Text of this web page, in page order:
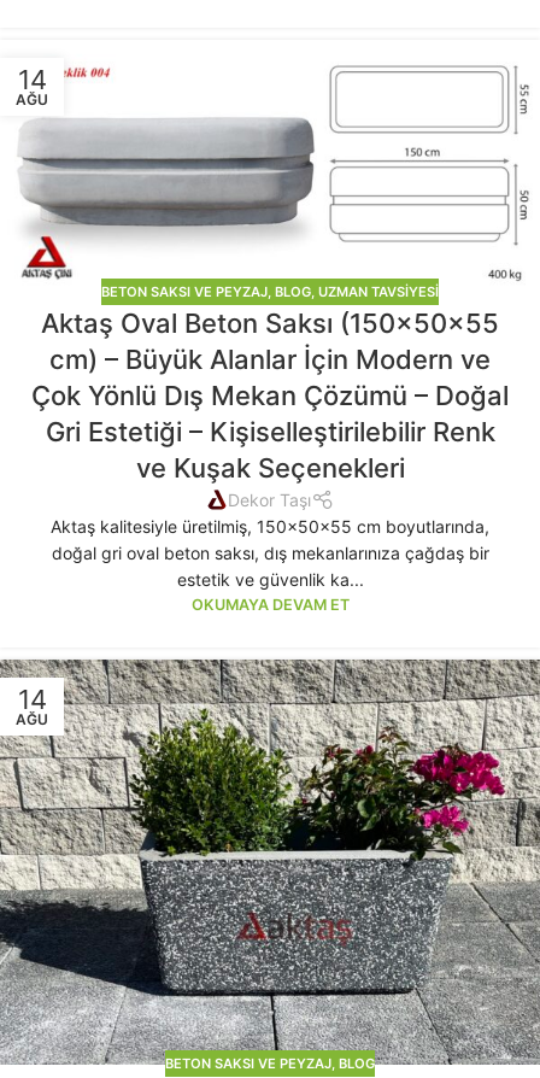
14
AĞU
BETON SAKSI VE PEYZAJ BLOG UZMAN TAVSIYESI
Aktaş Oval Beton Saksı (150x50x55
cm) – Büyük Alanlar İçin Modern ve
Çok Yönlü Dış Mekan Çözümü – Doğal
Gri Estetiği – Kişiselleştirilebilir Renk
ve Kuşak Seçenekleri
Dekor Taşı
Aktaş kalitesiyle üretilmiş, 150x50x55 cm boyutlarında,
doğal gri oval beton saksı, dış mekanlarınıza çağdaş bir
estetik ve güvenlik ka...
OKUMAYA DEVAM ET
14
AĞU
BETON SAKSI VE PEYZAJ, BLOG